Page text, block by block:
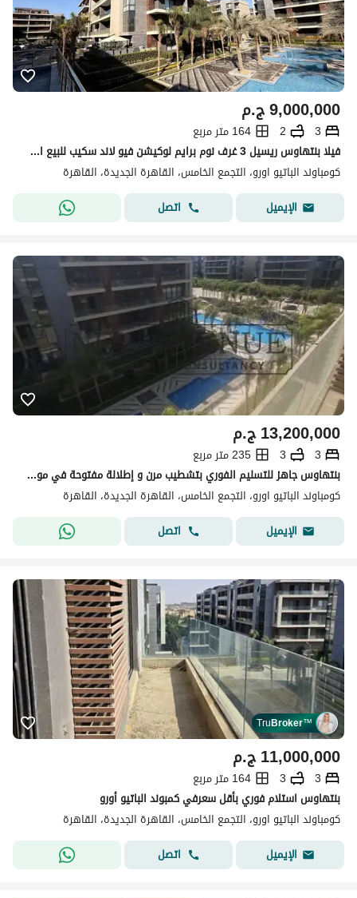
ج.م9,000,000
3
2
164 متر مربع
فيلا بنتهاوس ريسيل 3 غرف نوم برايم لوكيشن فيو لاند سكيب للبيع استلام فوري فى كمبوند الباتيو اورا التجمع الخامس القاهرة الجديدة El Patio Oro New Cairo
كومباوند الباتيو اورو، التجمع الخامس، القاهرة الجديدة، القاهرة
الإيميل
اتصل
ج.م13,200,000
3
3
235 متر مربع
بنتهاوس جاهز للتسليم الفوري بتشطيب مرن و إطلالة مفتوحة في موقع متميز في باتيو أورو القاهرة الجديدة Patio Oro تطوير شركة لا فيستا للتطوير العقاري
كومباوند الباتيو اورو، التجمع الخامس، القاهرة الجديدة، القاهرة
الإيميل
اتصل
TruBroker™
ج.م11,000,000
3
3
164 متر مربع
بنتهاوس استلام فوري بأقل سعرفي كمبوند الباتيو أورو
كومباوند الباتيو اورو، التجمع الخامس، القاهرة الجديدة، القاهرة
الإيميل
اتصل